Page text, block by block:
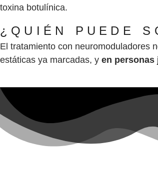
toxina botulínica.
¿QUIÉN PUEDE
El tratamiento con neuromoduladores
estáticas ya marcadas, y en personas